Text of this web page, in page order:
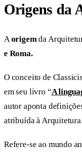
Origens da
Aorigemda
e Roma.
O conceito de
em seu livro “A
autor aponta
atribuída à Arquitetura.
Refere-se ao mundo